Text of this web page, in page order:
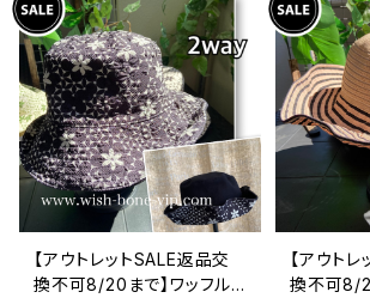
【アウトレットSALE返品交
換不可8/20まで】ワッフル
【アウト
換不可8/